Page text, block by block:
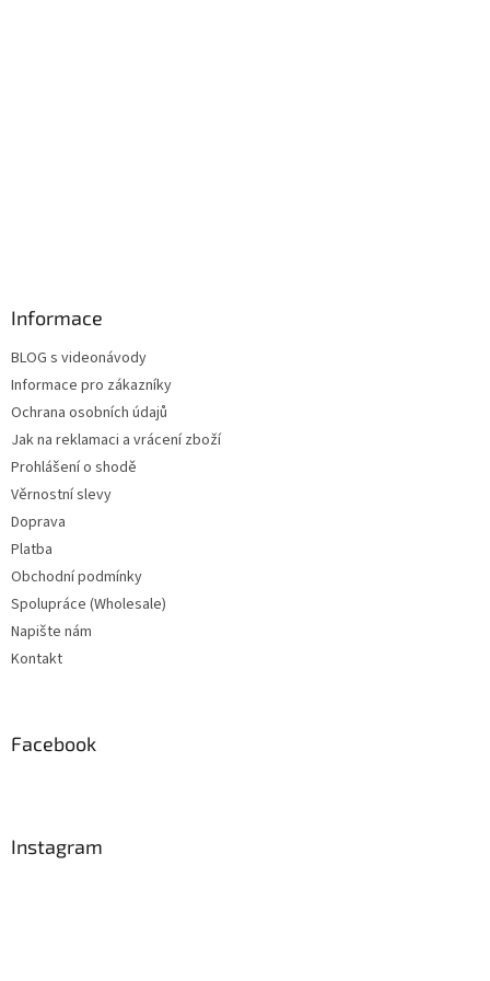
Informace
BLOG s videonávody
Informace pro zákazníky
Ochrana osobních údajů
Jak na reklamaci a vrácení zboží
Prohlášení o shodě
Věrnostní slevy
Doprava
Platba
Obchodní podmínky
Spolupráce (Wholesale)
Napište nám
Kontakt
Facebook
Instagram